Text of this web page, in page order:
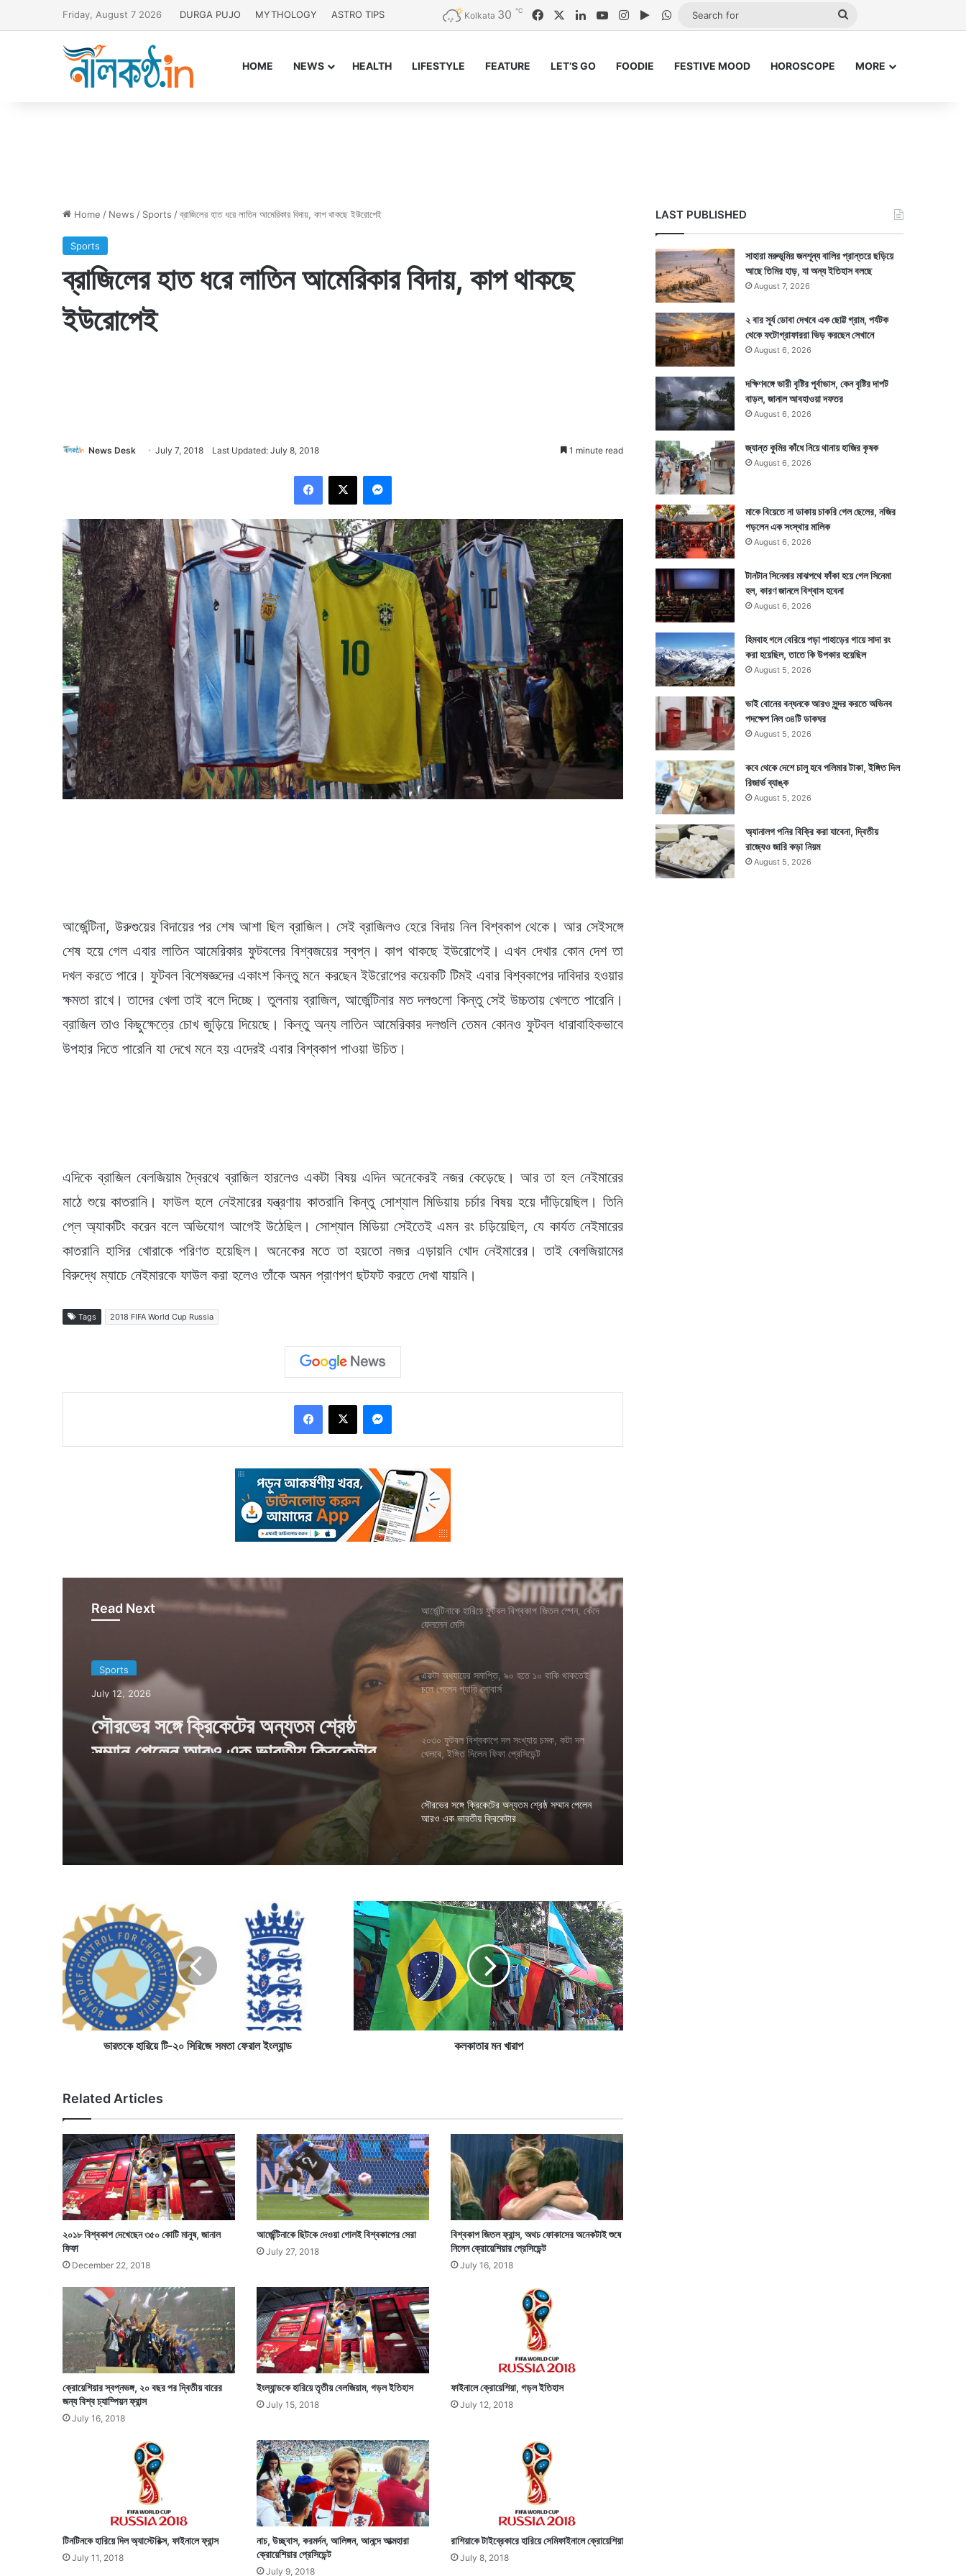
Friday, August 7 2026 DURGA PUJO MYTHOLOGY ASTRO TIPS Kolkata 30 ℃ FacebookLinkedInYouTubeInstagramGoogle Play
WhatsApp
Search
HOME NEWS HEALTH LIFESTYLE FEATURE LET’S GO FOODIE FESTIVE MOOD HOROSCOPE MORE
Home / News / Sports /ব্রাজিলের হাত ধরে লাতিন আমেরিকার বিদায়, কাপ থাকছে ইউরোপেই
Sports
ব্রাজিলের হাত ধরে লাতিন আমেরিকার বিদায়, কাপ থাকছে
ইউরোপেই
News Desk July 7, 2018 Last Updated: July 8, 2018 1 minute read
আর্জেন্টিনা, উরুগুয়ের বিদায়ের পর শেষ আশা ছিল ব্রাজিল। সেই ব্রাজিলও হেরে বিদায় নিল বিশ্বকাপ থেকে। আর সেইসঙ্গে
শেষ হয়ে গেল এবার লাতিন আমেরিকার ফুটবলের বিশ্বজয়ের স্বপ্ন। কাপ থাকছে ইউরোপেই। এখন দেখার কোন দেশ তা
দখল করতে পারে। ফুটবল বিশেষজ্ঞদের একাংশ কিন্তু মনে করছেন ইউরোপের কয়েকটি টিমই এবার বিশ্বকাপের দাবিদার হওয়ার
ক্ষমতা রাখে। তাদের খেলা তাই বলে দিচ্ছে। তুলনায় ব্রাজিল, আর্জেন্টিনার মত দলগুলো কিন্তু সেই উচ্চতায় খেলতে পারেনি।
ব্রাজিল তাও কিছুক্ষেত্রে চোখ জুড়িয়ে দিয়েছে। কিন্তু অন্য লাতিন আমেরিকার দলগুলি তেমন কোনও ফুটবল ধারাবাহিকভাবে
উপহার দিতে পারেনি যা দেখে মনে হয় এদেরই এবার বিশ্বকাপ পাওয়া উচিত।
এদিকে ব্রাজিল বেলজিয়াম দ্বৈরথে ব্রাজিল হারলেও একটা বিষয় এদিন অনেকেরই নজর কেড়েছে। আর তা হল নেইমারের
মাঠে শুয়ে কাতরানি। ফাউল হলে নেইমারের যন্ত্রণায় কাতরানি কিন্তু সোশ্যাল মিডিয়ায় চর্চার বিষয় হয়ে দাঁড়িয়েছিল। তিনি
প্লে অ্যাকটিং করেন বলে অভিযোগ আগেই উঠেছিল। সোশ্যাল মিডিয়া সেইতেই এমন রং চড়িয়েছিল, যে কার্যত নেইমারের
কাতরানি হাসির খোরাকে পরিণত হয়েছিল। অনেকের মতে তা হয়তো নজর এড়ায়নি খোদ নেইমারের। তাই বেলজিয়ামের
বিরুদ্ধে ম্যাচে নেইমারকে ফাউল করা হলেও তাঁকে অমন প্রাণপণ ছটফট করতে দেখা যায়নি।
Tags 2018 FIFA World Cup Russia
Read Next
Sports
July 12, 2026
সৌরভের সঙ্গে ক্রিকেটের অন্যতম শ্রেষ্ঠ
সম্মান পেলেন আরও এক ভারতীয় ক্রিকেটার
আর্জেন্টিনাকে হারিয়ে ফুটবল বিশ্বকাপ জিতল স্পেন, কেঁদে
ফেললেন মেসি
একটা অধ্যায়ের সমাপ্তি, ৯০ হতে ১০ বাকি থাকতেই
চলে গেলেন গ্যারি সোবার্স
২০৩০ ফুটবল বিশ্বকাপে দল সংখ্যায় চমক, কটা দল
খেলবে, ইঙ্গিত দিলেন ফিফা প্রেসিডেন্ট
সৌরভের সঙ্গে ক্রিকেটের অন্যতম শ্রেষ্ঠ সম্মান পেলেন
আরও এক ভারতীয় ক্রিকেটার
ত
কে
হা
রি
য়ে
টি
জে
স
ম
তা
ফে
রা
ল
ইং
ন্ড
ভারতকে হারিয়ে টি-২০ সিরিজে সমতা ফেরাল ইংল্যান্ড
ক
ল
কা
তা
র
ন
খা
রা
কলকাতার মন খারাপ
Related Articles
২০১৮ বিশ্বকাপ দেখেছেন ৩৫০ কোটি মানুষ, জানাল
ফিফা
December 22, 2018
আর্জেন্টিনাকে ছিটকে দেওয়া গোলই বিশ্বকাপের সেরা
July 27, 2018
বিশ্বকাপ জিতল ফ্রান্স, অথচ ফোকাসের অনেকটাই শুষে
নিলেন ক্রোয়েশিয়ার প্রেসিডেন্ট
July 16, 2018
ক্রোয়েশিয়ার স্বপ্নভঙ্গ, ২০ বছর পর দ্বিতীয় বারের
জন্য বিশ্ব চ্যাম্পিয়ন ফ্রান্স
July 16, 2018
ইংল্যান্ডকে হারিয়ে তৃতীয় বেলজিয়াম, গড়ল ইতিহাস
July 15, 2018
ফাইনালে ক্রোয়েশিয়া, গড়ল ইতিহাস
July 12, 2018
টিনটিনকে হারিয়ে দিল অ্যাস্টেরিক্স, ফাইনালে ফ্রান্স
July 11, 2018
নাচ, উচ্ছ্বাস, করমর্দন, আলিঙ্গন, আনন্দে আত্মহারা
ক্রোয়েশিয়ার প্রেসিডেন্ট
July 9, 2018
রাশিয়াকে টাইব্রেকারে হারিয়ে সেমিফাইনালে ক্রোয়েশিয়া
July 8, 2018
LAST PUBLISHED
সাহারা মরুভূমির জনশূন্য বালির প্রান্তরে ছড়িয়ে
আছে তিমির হাড়, যা অন্য ইতিহাস বলছে
August 7, 2026
২ বার সূর্য ডোবা দেখবে এক ছোট্ট গ্রাম, পর্যটক
থেকে ফটোগ্রাফাররা ভিড় করছেন সেখানে
August 6, 2026
দক্ষিণবঙ্গে ভারী বৃষ্টির পূর্বাভাস, কেন বৃষ্টির দাপট
বাড়ল, জানাল আবহাওয়া দফতর
August 6, 2026
জ্যান্ত কুমির কাঁধে নিয়ে থানায় হাজির কৃষক
August 6, 2026
মাকে বিয়েতে না ডাকায় চাকরি গেল ছেলের, নজির
গড়লেন এক সংস্থার মালিক
August 6, 2026
টানটান সিনেমার মাঝপথে ফাঁকা হয়ে গেল সিনেমা
হল, কারণ জানলে বিশ্বাস হবেনা
August 6, 2026
হিমবাহ গলে বেরিয়ে পড়া পাহাড়ের গায়ে সাদা রং
করা হয়েছিল, তাতে কি উপকার হয়েছিল
August 5, 2026
ভাই বোনের বন্ধনকে আরও সুন্দর করতে অভিনব
পদক্ষেপ নিল ৩৪টি ডাকঘর
August 5, 2026
কবে থেকে দেশে চালু হবে পলিমার টাকা, ইঙ্গিত দিল
রিজার্ভ ব্যাঙ্ক
August 5, 2026
অ্যানালগ পনির বিক্রি করা যাবেনা, দ্বিতীয়
রাজ্যেও জারি কড়া নিয়ম
August 5, 2026